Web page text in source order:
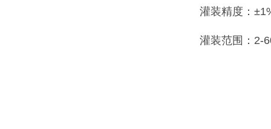
灌装精度：
灌装范围：